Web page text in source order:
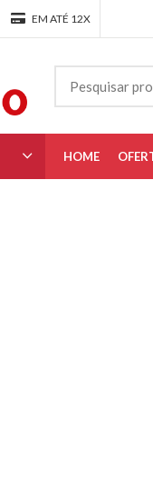
EM ATÉ 12X
HOME